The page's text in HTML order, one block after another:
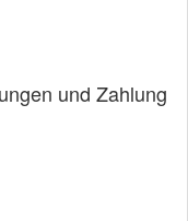
und Zahlung